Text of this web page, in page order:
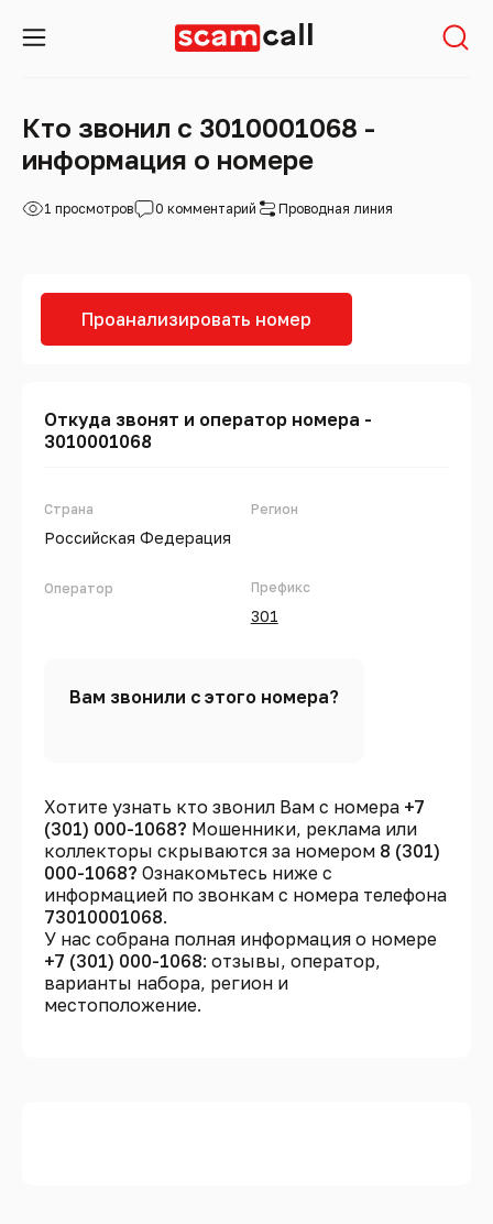
Кто звонил с 3010001068 -
информация о номере
1 просмотров 0 комментарий Проводная линия
Проанализировать номер
Откуда звонят и оператор номера -
3010001068
Страна
Российская Федерация
Оператор
Регион
Префикс
301
Вам звонили с этого номера?
Хотите узнать кто звонил Вам с номера +7
(301) 000-1068? Мошенники, реклама или
коллекторы скрываются за номером 8 (301)
000-1068? Ознакомьтесь ниже с
информацией по звонкам с номера телефона
73010001068.
У нас собрана полная информация о номере
+7 (301) 000-1068: отзывы, оператор,
варианты набора, регион и
местоположение.